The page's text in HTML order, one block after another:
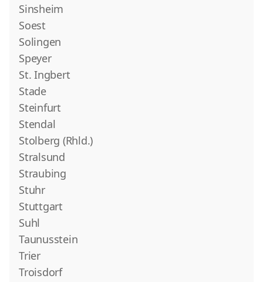
Sinsheim
Soest
Solingen
Speyer
St. Ingbert
Stade
Steinfurt
Stendal
Stolberg (Rhld.)
Stralsund
Straubing
Stuhr
Stuttgart
Suhl
Taunusstein
Trier
Troisdorf